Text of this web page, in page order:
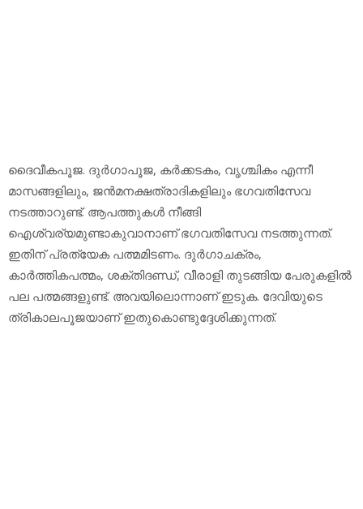
ദൈവീകപൂജ. ദുര്‍ഗാപൂജ, കര്‍ക്കടകം, വൃശ്ചികം എന്നീ
മാസങ്ങളിലും, ജന്‍മനക്ഷത്രാദികളിലും ഭഗവതിസേവ
നടത്താറുണ്ട്. ആപത്തുകള്‍ നീങ്ങി
ഐശ്വര്യമുണ്ടാകുവാനാണ് ഭഗവതിസേവ നടത്തുന്നത്.
ഇതിന് പ്രത്യേക പത്മമിടണം. ദുര്‍ഗാചക്രം,
കാര്‍ത്തികപത്മം, ശക്തിദണ്ഡ്, വീരാളി തുടങ്ങിയ പേരുകളില്‍
പല പത്മങ്ങളുണ്ട്. അവയിലൊന്നാണ് ഇടുക. ദേവിയുടെ
ത്രികാലപൂജയാണ് ഇതുകൊണ്ടുദ്ദേശിക്കുന്നത്.